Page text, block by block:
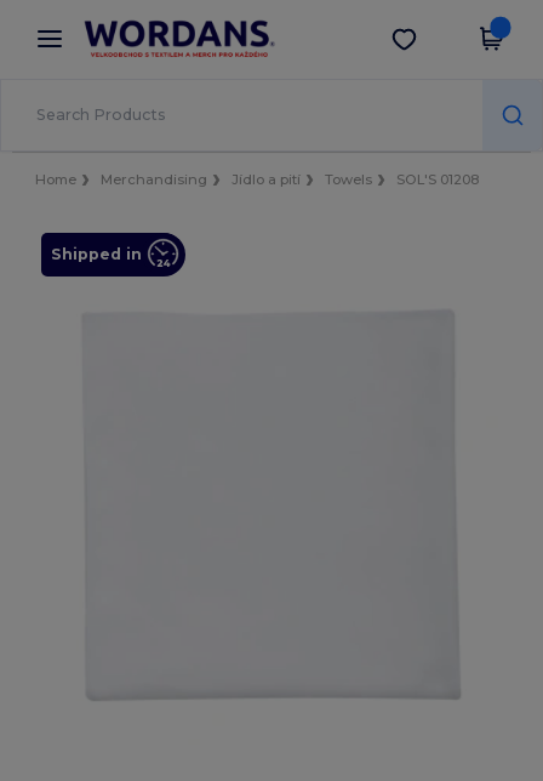
× Aplikace Wordans
Lepší ceny v aplikaci!
Stáhnout app
Home Merchandising Jídlo a pití Towels SOL'S 01208
Shipped in